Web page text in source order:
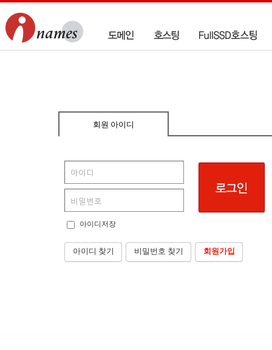
회원 아이디
아이디저장
아이디 찾기 비밀번호 찾기 회원가입